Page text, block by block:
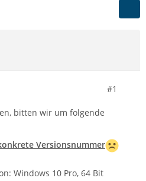
#1
bitten wir um folgende
Versionsnummer
Windows 10 Pro, 64 Bit